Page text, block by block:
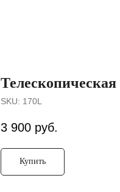
SKU: 170L
3 900 руб.
Купить